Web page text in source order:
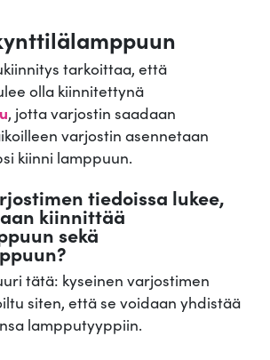
tarkoittaa, että
olla kiinnitettynä
, jotta varjostin saadaan
varjostin asennetaan
kiinni lamppuun.
tiedoissa lukee,
kiinnittää
sekä
tätä: kyseinen varjostimen
siten, että se voidaan yhdistää
lampputyyppiin.